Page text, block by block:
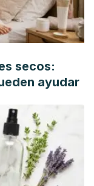
compounds in
Med Chem.
of Vitamin C in
doi:
secos:
ayudar